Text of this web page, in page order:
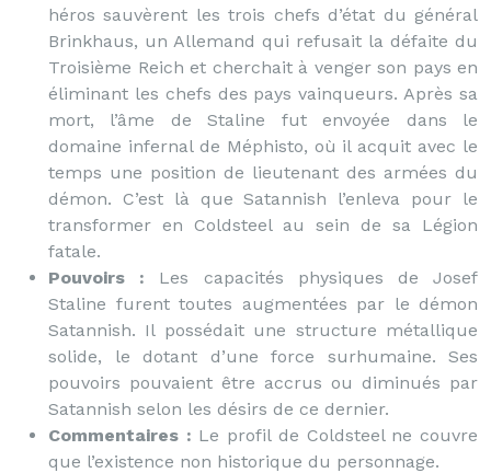
héros sauvèrent les trois chefs d’état du général
Brinkhaus, un Allemand qui refusait la défaite du
Troisième Reich et cherchait à venger son pays en
éliminant les chefs des pays vainqueurs. Après sa
mort, l’âme de Staline fut envoyée dans le
domaine infernal de Méphisto, où il acquit avec le
temps une position de lieutenant des armées du
démon. C’est là que Satannish l’enleva pour le
transformer en Coldsteel au sein de sa Légion
fatale.
Pouvoirs : Les capacités physiques de Josef
Staline furent toutes augmentées par le démon
Satannish. Il possédait une structure métallique
solide, le dotant d’une force surhumaine. Ses
pouvoirs pouvaient être accrus ou diminués par
Satannish selon les désirs de ce dernier.
Commentaires : Le profil de Coldsteel ne couvre
que l’existence non historique du personnage.